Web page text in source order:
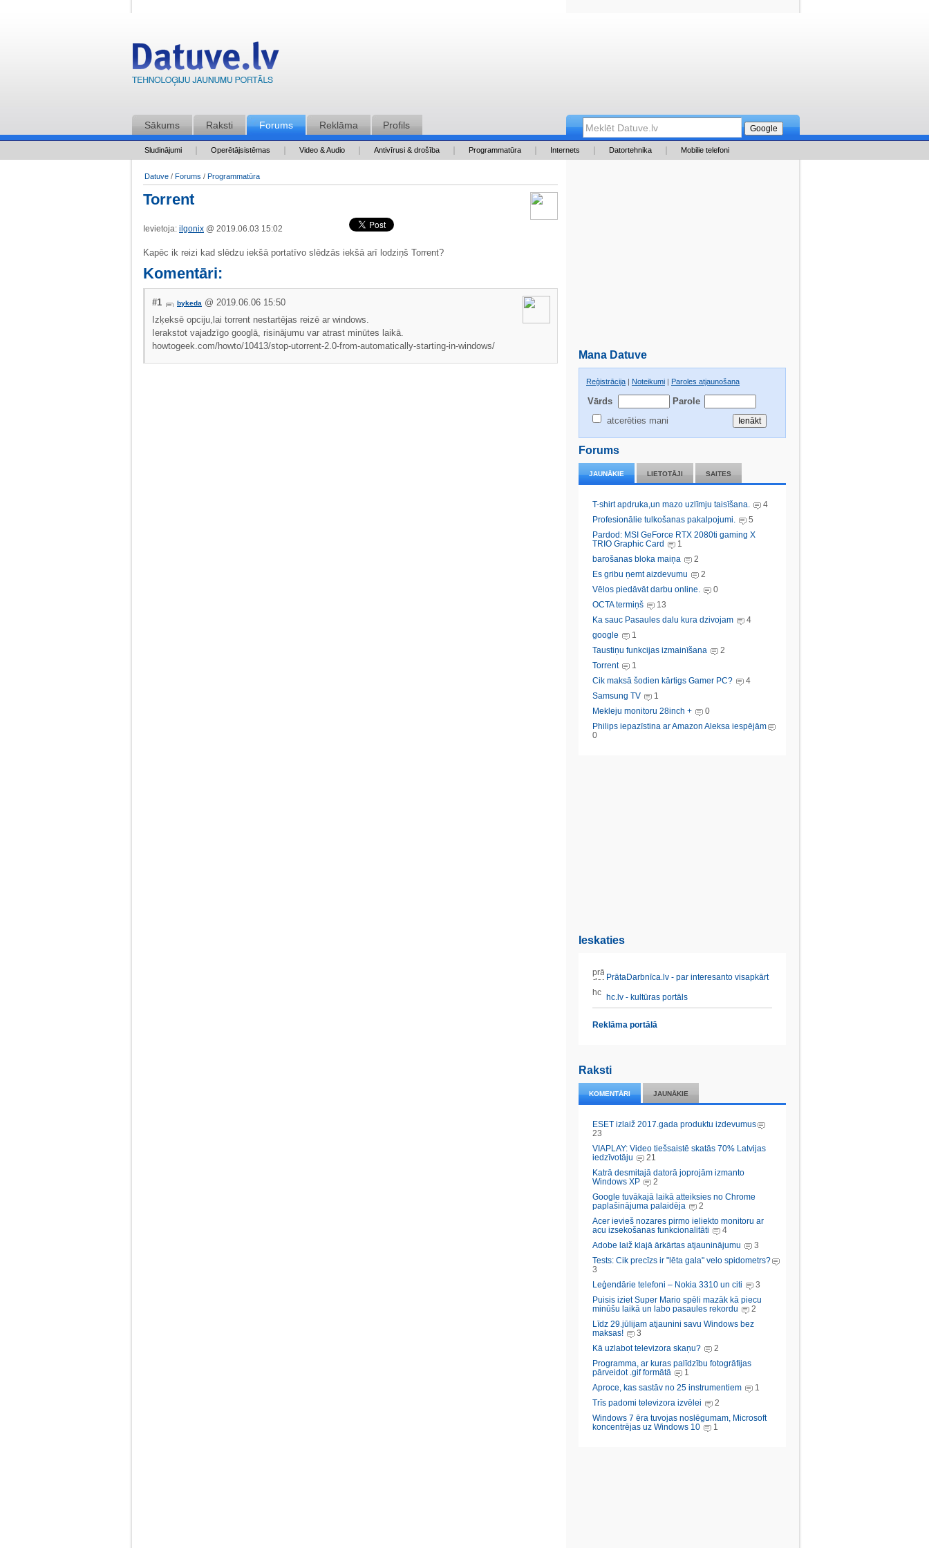
Sākums Raksti Forums Reklāma Profils
Sludinājumi Operētājsistēmas Video & Audio Antivīrusi & drošība Programmatūra Internets Datortehnika Mobilie telefoni
Mana Datuve
Reģistrācija | Noteikumi | Paroles atjaunošana
Vārds
Parole
atcerēties mani
Forums
JAUNĀKIE LIETOTĀJI SAITES
T-shirt apdruka,un mazo uzlīmju taisīšana.
4
Profesionālie tulkošanas pakalpojumi.
5
Pardod: MSI GeForce RTX 2080ti gaming X
TRIO Graphic Card
1
barošanas bloka maiņa
2
Es gribu ņemt aizdevumu
2
Vēlos piedāvāt darbu online.
0
OCTA termiņš
13
Ka sauc Pasaules dalu kura dzivojam
4
google
1
Taustiņu funkcijas izmainīšana
2
Torrent
1
Cik maksā šodien kārtigs Gamer PC?
4
Samsung TV
1
Mekleju monitoru 28inch +
0
Philips iepazīstina ar Amazon Aleksa iespējām
0
Ieskaties
PrātaDarbnīca.lv - par interesanto visapkārt
hc.lv - kultūras portāls
Reklāma portālā
Raksti
KOMENTĀRI JAUNĀKIE
ESET izlaiž 2017.gada produktu izdevumus
23
VIAPLAY: Video tiešsaistē skatās 70% Latvijas
iedzīvotāju
21
Katrā desmitajā datorā joprojām izmanto
Windows XP
2
Google tuvākajā laikā atteiksies no Chrome
paplašinājuma palaidēja
2
Acer ievieš nozares pirmo ieliekto monitoru ar
acu izsekošanas funkcionalitāti
4
Adobe laiž klajā ārkārtas atjauninājumu
3
Tests: Cik precīzs ir "lēta gala" velo spidometrs?
3
Leģendārie telefoni – Nokia 3310 un citi
3
Puisis iziet Super Mario spēli mazāk kā piecu
minūšu laikā un labo pasaules rekordu
2
Līdz 29.jūlijam atjaunini savu Windows bez
maksas!
3
Kā uzlabot televizora skaņu?
2
Programma, ar kuras palīdzību fotogrāfijas
pārveidot .gif formātā
1
Aproce, kas sastāv no 25 instrumentiem
1
Trīs padomi televizora izvēlei
2
Windows 7 ēra tuvojas noslēgumam, Microsoft
koncentrējas uz Windows 10
1
Datuve / Forums / Programmatūra
Torrent
Ievietoja: ilgonix @ 2019.06.03 15:02
Kapēc ik reizi kad slēdzu iekšā portatīvo slēdzās iekšā arī lodziņš Torrent?
Komentāri:
#1 bykeda @ 2019.06.06 15:50
Izķeksē opciju,lai torrent nestartējas reizē ar windows.
Ierakstot vajadzīgo googlā, risinājumu var atrast minūtes laikā.
howtogeek.com/howto/10413/stop-utorrent-2.0-from-automatically-starting-in-windows/